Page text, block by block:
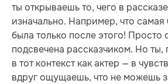
ты открываешь то, чего в
изначально. Например, что самая
была только после этого! Просто
подсвечена рассказчиком. Но ты,
в тот контекст как актер — в
вдруг ощущаешь, что не можешь